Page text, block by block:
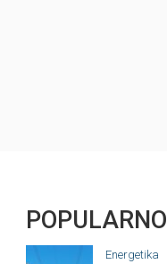
POPULARNO
Energetika